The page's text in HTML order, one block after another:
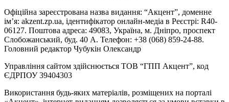
Офіційна зареєстрована назва видання: “Акцент”, доменне
ім’я: akzent.zp.ua, ідентифікатор онлайн-медіа в Реєстрі: R40-
06127. Поштова адреса: 49083, Україна, м. Дніпро, проспект
Слобожанський, буд. 40 А. Телефон: +38 (068) 859-24-88.
Головний редактор Чубукін Олександр
Управління сайтом здійснюється ТОВ “ГПП Акцент”, код
ЄДРПОУ 39404303
Використання будь-яких матеріалів, розміщених на порталі